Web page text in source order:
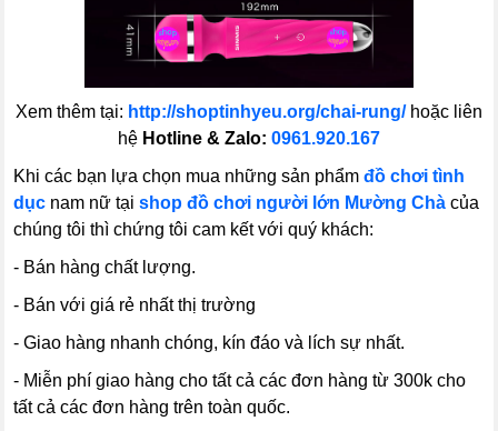
Xem thêm tại: http://shoptinhyeu.org/chai-rung/hoặc liên
hệ Hotline & Zalo: 0961.920.167
Khi các bạn lựa chọn mua những sản phẩmđồ chơi tình
dục nam nữ tạishop đồ chơi người lớn Mường Chà của
chúng tôi thì chứng tôi cam kết với quý khách:
- Bán hàng chất lượng.
- Bán với giá rẻ nhất thị trường
- Giao hàng nhanh chóng, kín đáo và lích sự nhất.
- Miễn phí giao hàng cho tất cả các đơn hàng từ 300k cho
tất cả các đơn hàng trên toàn quốc.